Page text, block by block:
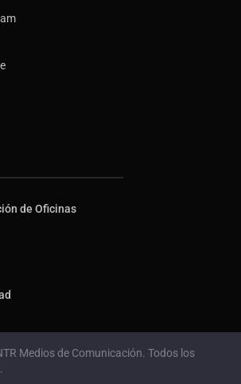
de Oficinas
Medios de Comunicación. Todos los